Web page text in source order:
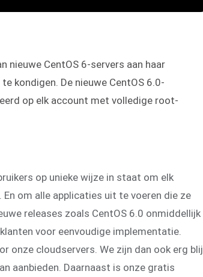
nieuwe CentOS 6-servers aan haar
kondigen. De nieuwe CentOS 6.0-
op elk account met volledige root-
op unieke wijze in staat om elk
om alle applicaties uit te voeren die ze
releases zoals CentOS 6.0 onmiddellijk
voor eenvoudige implementatie.
onze cloudservers. We zijn dan ook erg blij
aanbieden. Daarnaast is onze gratis